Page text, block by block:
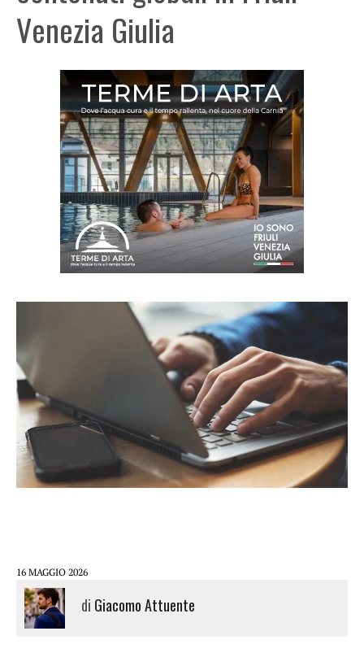
Venezia Giulia
16 MAGGIO 2026
di Giacomo Attuente